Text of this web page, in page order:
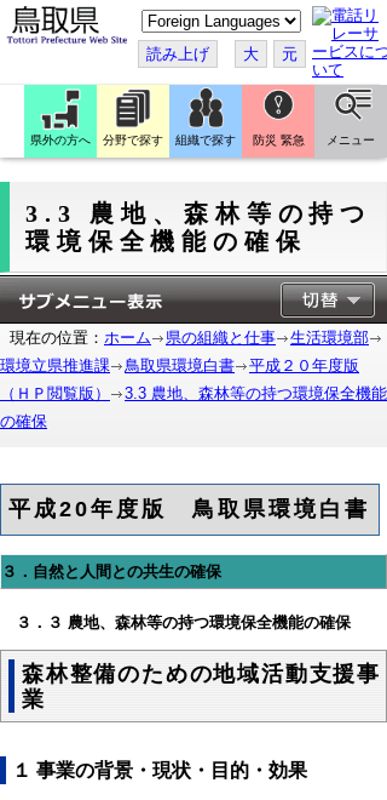
こ
の
ペ
ー
ジ
翻
訳
す
読み上げ 大 元
県外の方へ 分野で探す 組織で探す 防災 緊急 メニュー
3.3 農地、森林等の持つ
環境保全機能の確保
現在の位置： ホーム 県の組織と仕事
生活環境部
環境立県推進課
鳥取県環境白書
平成２０年度版
（ＨＰ閲覧版）
3.3 農地、森林等の持つ環境保全機能
の確保
平成20年度版 鳥取県環境白書
３．自然と人間との共生の確保
３．３ 農地、森林等の持つ環境保全機能の確保
森林整備のための地域活動支援事
業
１ 事業の背景・現状・目的・効果